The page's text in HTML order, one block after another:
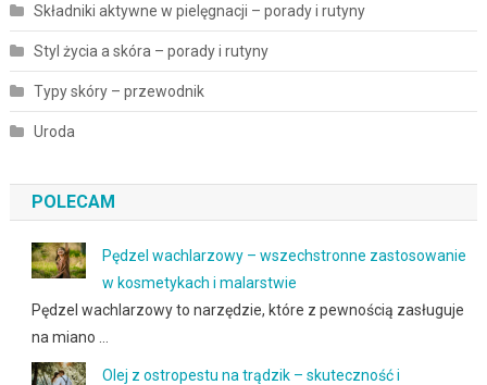
Składniki aktywne w pielęgnacji – porady i rutyny
Styl życia a skóra – porady i rutyny
Typy skóry – przewodnik
Uroda
POLECAM
Pędzel wachlarzowy – wszechstronne zastosowanie
w kosmetykach i malarstwie
Pędzel wachlarzowy to narzędzie, które z pewnością zasługuje
na miano …
Olej z ostropestu na trądzik – skuteczność i